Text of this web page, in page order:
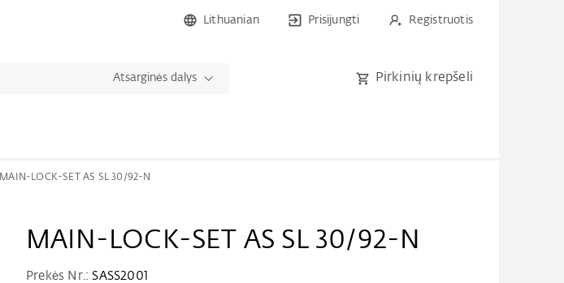
Lithuanian Prisijungti Registruotis
Atsarginės dalys Pirkinių krepšeli
MAIN-LOCK-SET AS SL 30/92-N
MAIN-LOCK-SET AS SL 30/92-N
Prekės Nr.: SASS2001